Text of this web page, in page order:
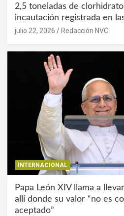
2,5 toneladas de
incautación registrada en
julio 22, 2026 Redacción NVC
INTERNACIONAL
Papa León XIV llama a
allí donde su valor “no es
aceptado”